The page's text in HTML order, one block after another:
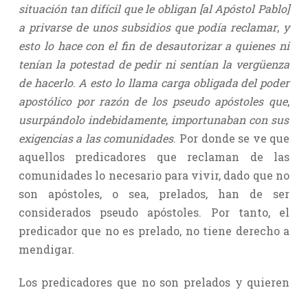
situación tan difícil que le obligan [al Apóstol Pablo]
a privarse de unos subsidios que podía reclamar, y
esto lo hace con el fin de desautorizar a quienes ni
tenían la potestad de pedir ni sentían la vergüenza
de hacerlo. A esto lo llama carga obligada del poder
apostólico por razón de los pseudo apóstoles que,
usurpándolo indebidamente,importunaban con sus
exigencias a las comunidades. Por donde se ve que
aquellos predicadores que reclaman de las
comunidades lo necesario para vivir, dado que no
son apóstoles, o sea, prelados, han de ser
considerados pseudo apóstoles. Por tanto, el
predicador que no es prelado, no tiene derecho a
mendigar.
Los predicadores que no son prelados y quieren